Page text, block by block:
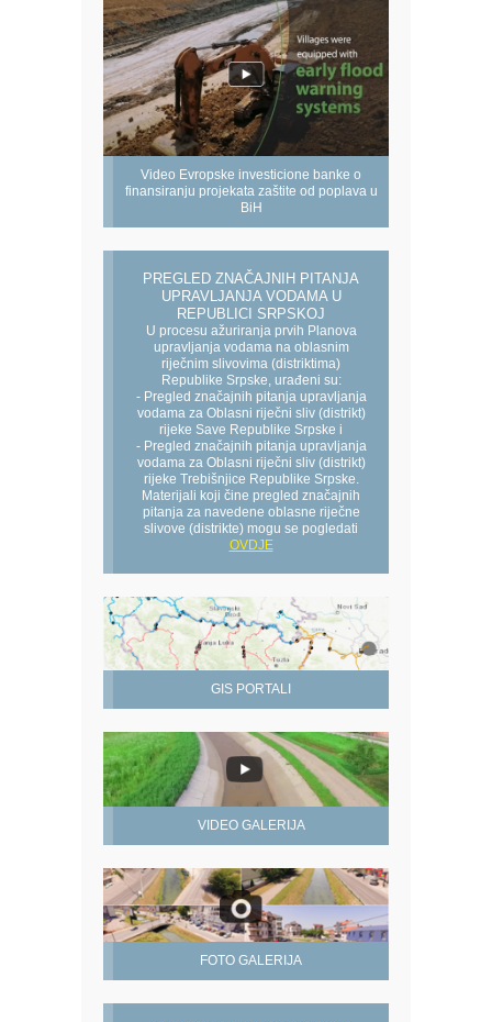
Video Evropske investicione banke o
finansiranju projekata zaštite od poplava u
BiH
PREGLED ZNAČAJNIH PITANJA
UPRAVLJANJA VODAMA U
REPUBLICI SRPSKOJ
U procesu ažuriranja prvih Planova
upravljanja vodama na oblasnim
riječnim slivovima (distriktima)
Republike Srpske, urađeni su:
- Pregled značajnih pitanja upravljanja
vodama za Oblasni riječni sliv (distrikt)
rijeke Save Republike Srpske i
- Pregled značajnih pitanja upravljanja
vodama za Oblasni riječni sliv (distrikt)
rijeke Trebišnjice Republike Srpske.
Materijali koji čine pregled značajnih
pitanja za navedene oblasne riječne
slivove (distrikte) mogu se pogledati
OVDJE
GIS PORTALI
VIDEO GALERIJA
FOTO GALERIJA